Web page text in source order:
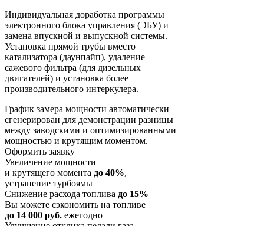
Индивидуальная доработка программы
электронного блока управления (ЭБУ) и
замена впускной и выпускной системы.
Установка прямой трубы вместо
катализатора (даунпайп), удаление
сажевого фильтра (для дизельных
двигателей) и установка более
производительного интеркулера.
График замера мощности автоматически
сгенерирован для демонстрации разницы
между заводскими и оптимизированными
мощностью и крутящим моментом.
Оформить заявку
Увеличение мощности
и крутящего момента до 40%,
устранение турбоямы
Снижение расхода топлива до 15%
Вы можете сэкономить на топливе
до 14 000 руб. ежегодно